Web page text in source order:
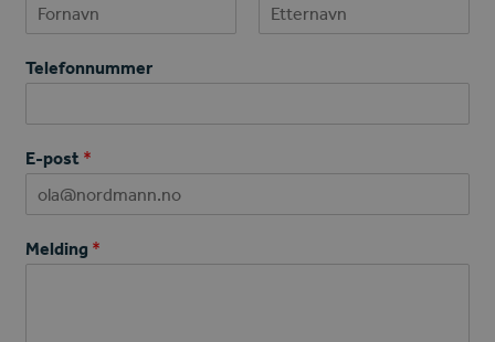
Telefonnummer
T
e
e
o
E-post *
M
e
Melding *